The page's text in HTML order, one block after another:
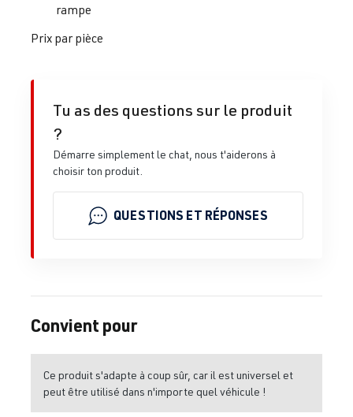
rampe
Prix par pièce
Tu as des questions sur le produit
?
Démarre simplement le chat, nous t'aiderons à
choisir ton produit.
QUESTIONS ET RÉPONSES
Convient pour
Ce produit s'adapte à coup sûr, car il est universel et
peut être utilisé dans n'importe quel véhicule !